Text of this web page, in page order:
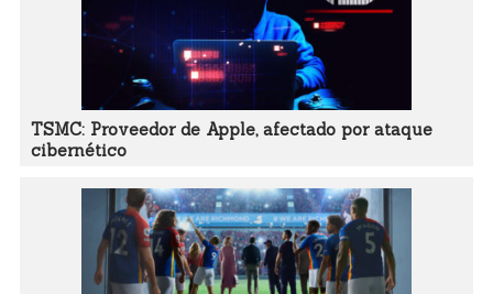
TSMC: Proveedor de Apple, afectado por ataque
cibernético